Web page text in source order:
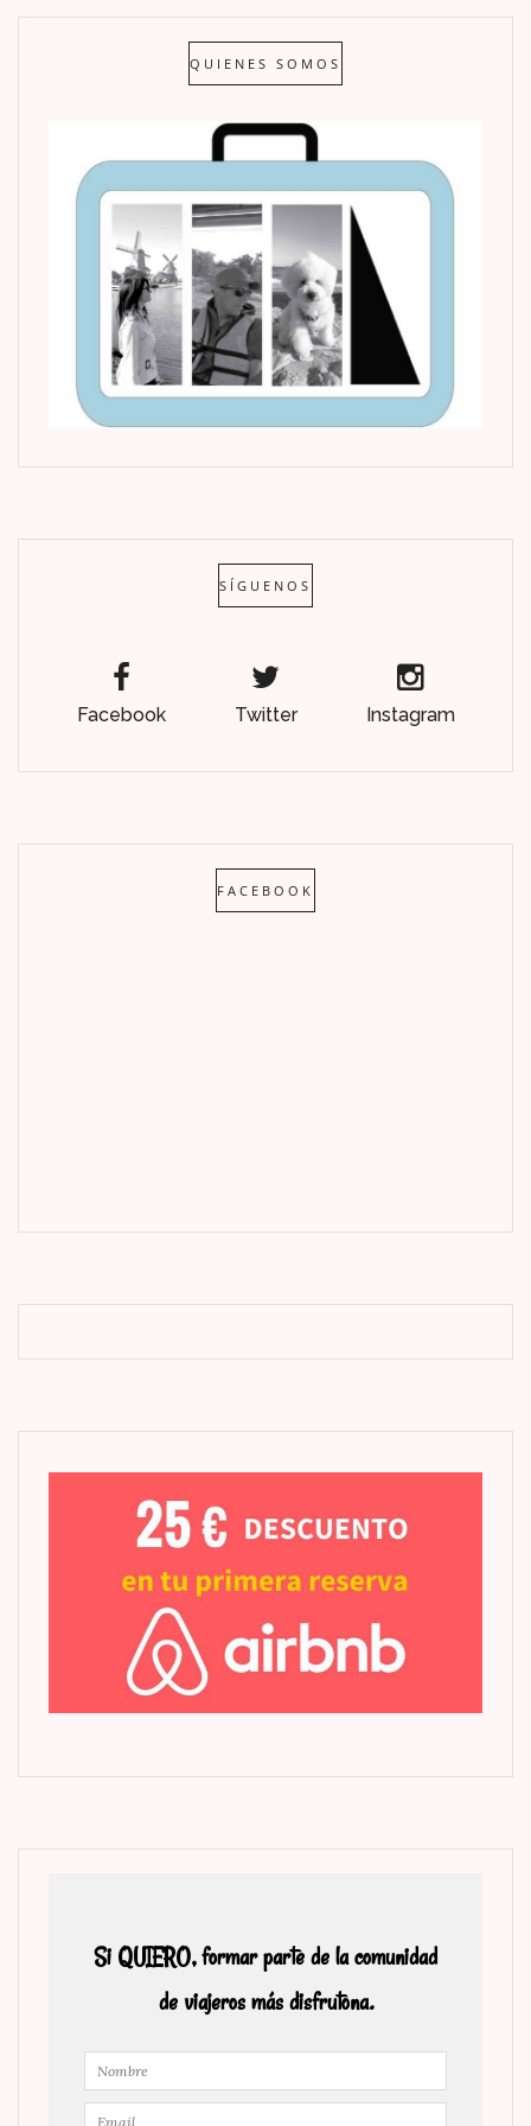
QUIENES SOMOS
SÍGUENOS
Facebook Twitter Instagram
FACEBOOK
Si QUIERO, formar parte de la comunidad
de viajeros más disfrutona.